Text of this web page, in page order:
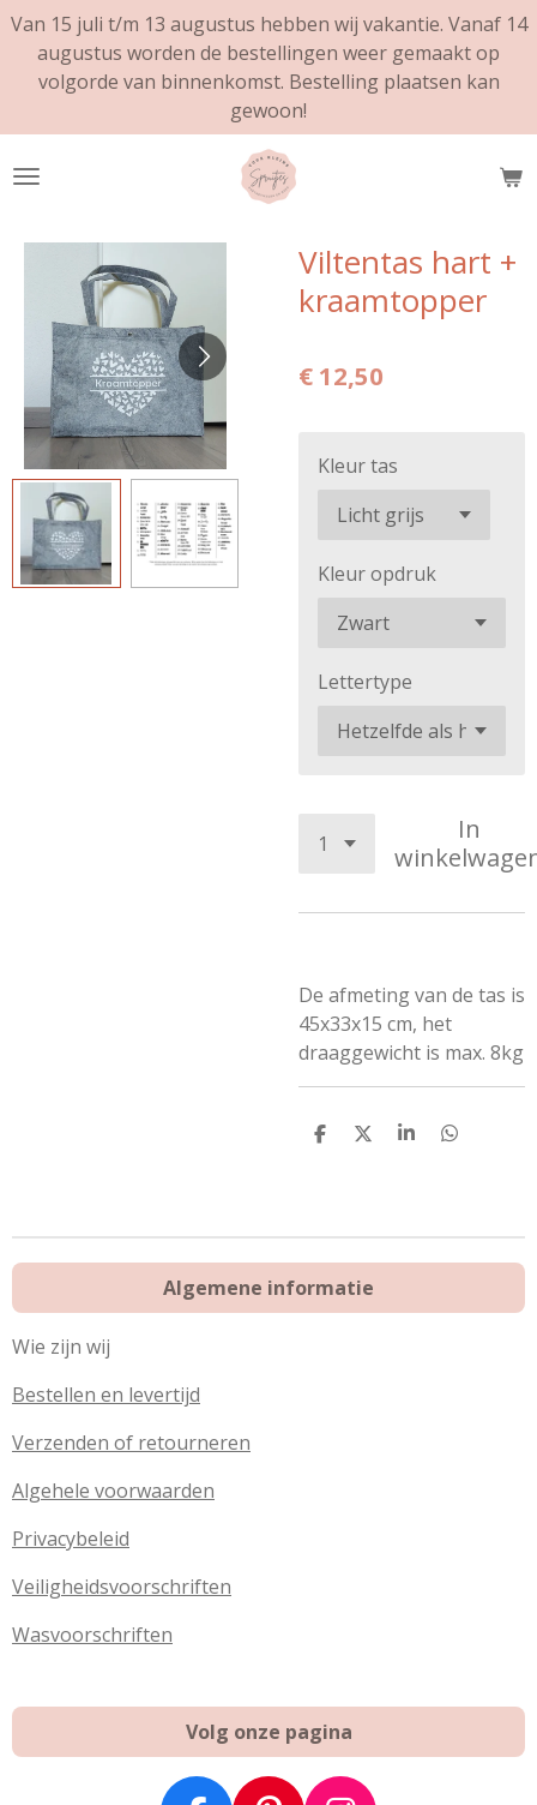
Ga
direct
naar
hoofdinhoud
Van 15 juli t/m 13 augustus hebben wij vakantie. Vanaf 14
augustus worden de bestellingen weer gemaakt op
volgorde van binnenkomst. Bestelling plaatsen kan
gewoon!
Viltentas hart +
kraamtopper
€ 12,50
Kleur tas
Kleur opdruk
Lettertype
In
De afmeting van de tas is
45x33x15 cm, het
draaggewicht is max. 8kg
D
D
S
D
Algemene informatie
Wie zijn wij
Bestellen en levertijd
Verzenden of retourneren
Algehele voorwaarden
Privacybeleid
Veiligheidsvoorschriften
Wasvoorschriften
Volg onze pagina